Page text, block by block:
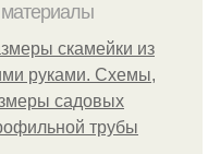
скамейки из
руками. Схемы,
садовых
трубы